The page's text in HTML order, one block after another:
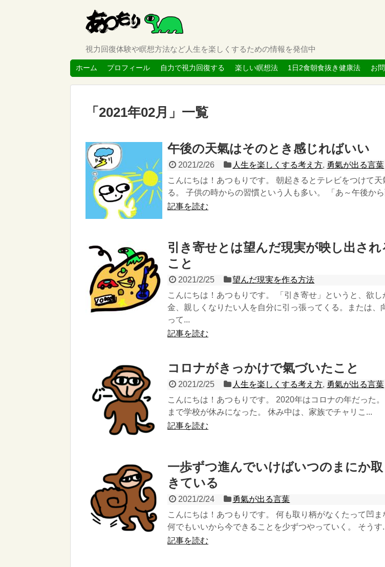
視力回復体験や瞑想方法など人生を楽しくするための情報を発信中
ホーム プロフィール 自力で視力回復する 楽しい瞑想法 1日2食朝食抜き健康法 お
「 2021年02月 」 一覧
午後の天氣はそのとき感じればいい
2021/2/26 人生を楽しくする考え方, 勇氣が出る言葉
こんにちは！あつもりです。 朝起きるとテレビをつけて天
る。 子供の時からの習慣という人も多い。 「あ～午後か
記事を読む
引き寄せとは望んだ現実が映し出され
こと
2021/2/25
望んだ現実を作る方法
こんにちは！あつもりです。 「引き寄せ」というと、欲し
金、親しくなりたい人を自分に引っ張ってくる。または、
って...
記事を読む
コロナがきっかけで氣づいたこと
2021/2/25 人生を楽しくする考え方, 勇氣が出る言葉
こんにちは！あつもりです。 2020年はコロナの年だった
まで学校が休みになった。 休み中は、家族でチャリこ...
記事を読む
一歩ずつ進んでいけばいつのまにか
きている
2021/2/24
勇氣が出る言葉
こんにちは！あつもりです。 何も取り柄がなくたって凹ま
何でもいいから今できることを少ずつやっていく。 そうす
記事を読む